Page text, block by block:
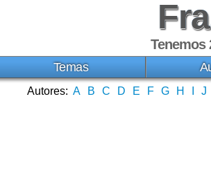
Tenemos
Temas
Autores: A B C D E F G H J